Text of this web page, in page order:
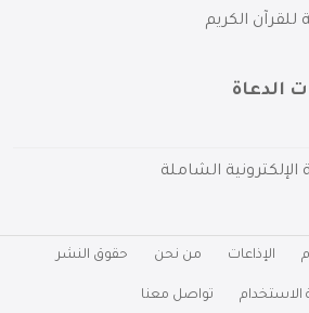
الكريم
الدعاة
الشاملة
الإذاعات من نحن حقوق النشر
الاستخدام تواصل معنا